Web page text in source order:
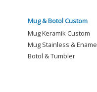
Mug & Botol Custom
Mug Keramik Custom
Mug Stainless &
Botol & Tumbler